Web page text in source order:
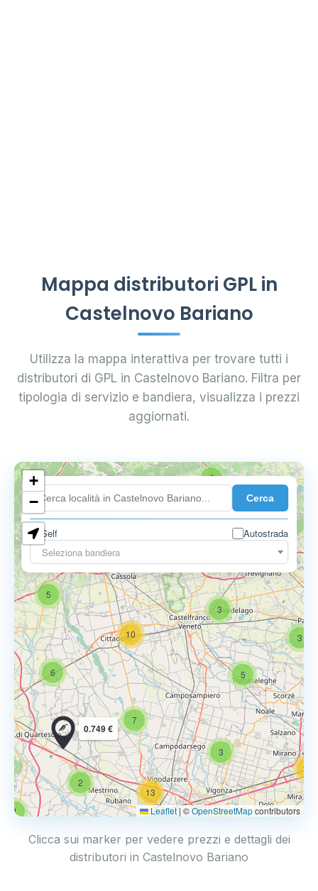
Mappa distributori GPL in
Castelnovo Bariano
Utilizza la mappa interattiva per trovare tutti i
distributori di GPL in Castelnovo Bariano. Filtra per
tipologia di servizio e bandiera, visualizza i prezzi
aggiornati.
Cerca
Self
Autostrada
Seleziona bandiera
3
14
3
2
5
6
4
2
5
3
6
10
7
13
0.749 €
+
−
Leaflet | ©OpenStreetMapcontributors
Clicca sui marker per vedere prezzi e dettagli dei
distributori in Castelnovo Bariano